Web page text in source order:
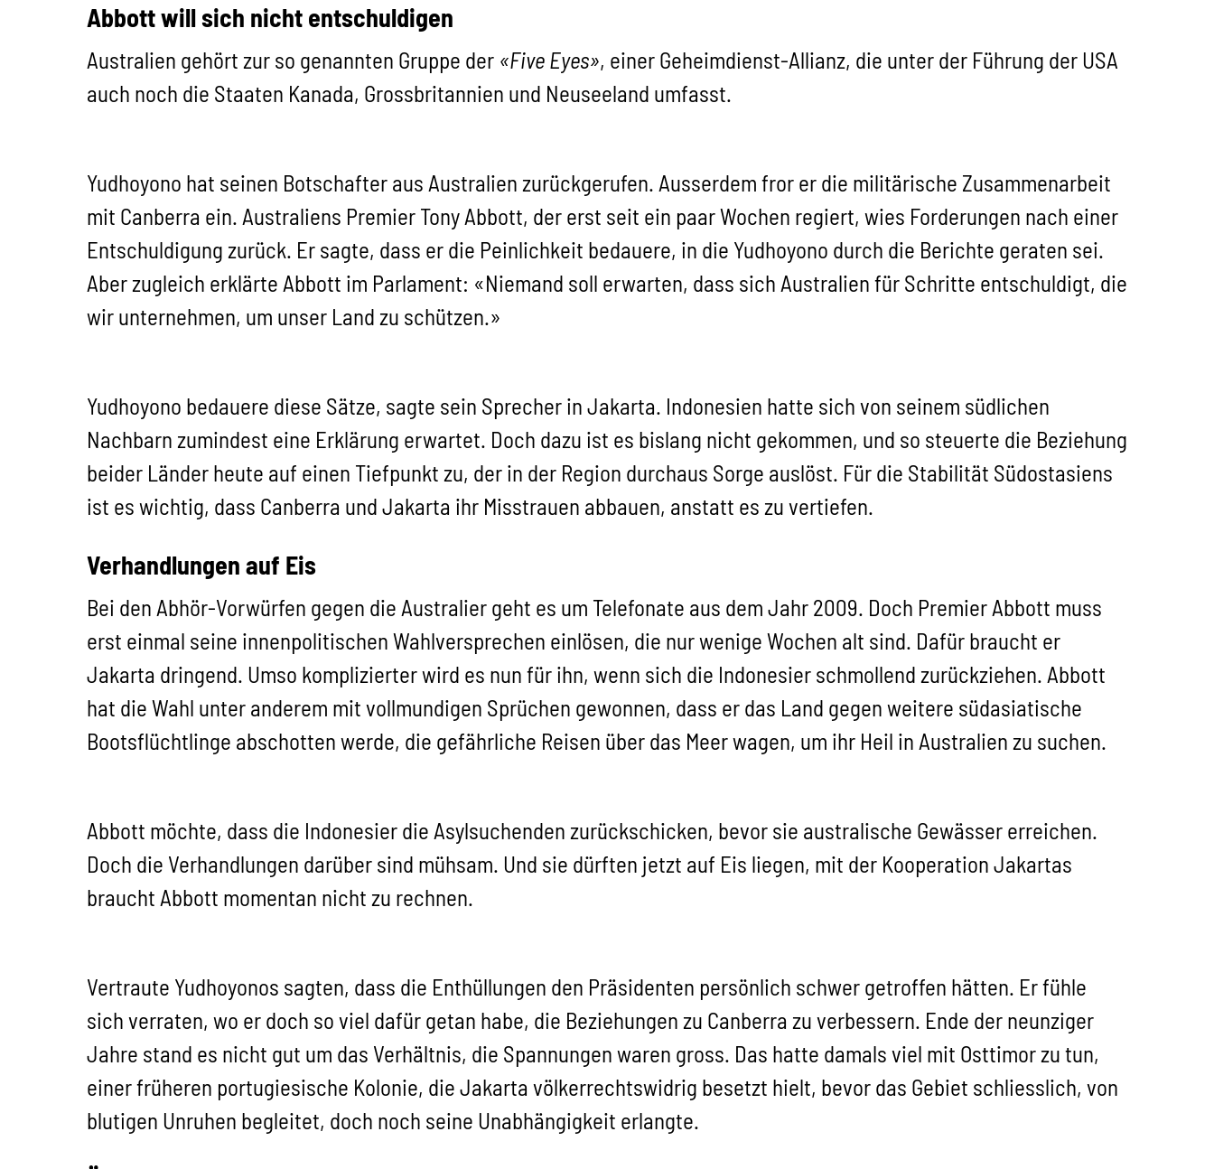
Abbott will sich nicht entschuldigen
Australien gehört zur so genannten Gruppe der «Five Eyes», einer Geheimdienst-Allianz, die unter der Führung der USA
auch noch die Staaten Kanada, Grossbritannien und Neuseeland umfasst.
Yudhoyono hat seinen Botschafter aus Australien zurückgerufen. Ausserdem fror er die militärische Zusammenarbeit
mit Canberra ein. Australiens Premier Tony Abbott, der erst seit ein paar Wochen regiert, wies Forderungen nach einer
Entschuldigung zurück. Er sagte, dass er die Peinlichkeit bedauere, in die Yudhoyono durch die Berichte geraten sei.
Aber zugleich erklärte Abbott im Parlament: «Niemand soll erwarten, dass sich Australien für Schritte entschuldigt, die
wir unternehmen, um unser Land zu schützen.»
Yudhoyono bedauere diese Sätze, sagte sein Sprecher in Jakarta. Indonesien hatte sich von seinem südlichen
Nachbarn zumindest eine Erklärung erwartet. Doch dazu ist es bislang nicht gekommen, und so steuerte die Beziehung
beider Länder heute auf einen Tiefpunkt zu, der in der Region durchaus Sorge auslöst. Für die Stabilität Südostasiens
ist es wichtig, dass Canberra und Jakarta ihr Misstrauen abbauen, anstatt es zu vertiefen.
Verhandlungen auf Eis
Bei den Abhör-Vorwürfen gegen die Australier geht es um Telefonate aus dem Jahr 2009. Doch Premier Abbott muss
erst einmal seine innenpolitischen Wahlversprechen einlösen, die nur wenige Wochen alt sind. Dafür braucht er
Jakarta dringend. Umso komplizierter wird es nun für ihn, wenn sich die Indonesier schmollend zurückziehen. Abbott
hat die Wahl unter anderem mit vollmundigen Sprüchen gewonnen, dass er das Land gegen weitere südasiatische
Bootsflüchtlinge abschotten werde, die gefährliche Reisen über das Meer wagen, um ihr Heil in Australien zu suchen.
Abbott möchte, dass die Indonesier die Asylsuchenden zurückschicken, bevor sie australische Gewässer erreichen.
Doch die Verhandlungen darüber sind mühsam. Und sie dürften jetzt auf Eis liegen, mit der Kooperation Jakartas
braucht Abbott momentan nicht zu rechnen.
Vertraute Yudhoyonos sagten, dass die Enthüllungen den Präsidenten persönlich schwer getroffen hätten. Er fühle
sich verraten, wo er doch so viel dafür getan habe, die Beziehungen zu Canberra zu verbessern. Ende der neunziger
Jahre stand es nicht gut um das Verhältnis, die Spannungen waren gross. Das hatte damals viel mit Osttimor zu tun,
einer früheren portugiesische Kolonie, die Jakarta völkerrechtswidrig besetzt hielt, bevor das Gebiet schliesslich, von
blutigen Unruhen begleitet, doch noch seine Unabhängigkeit erlangte.